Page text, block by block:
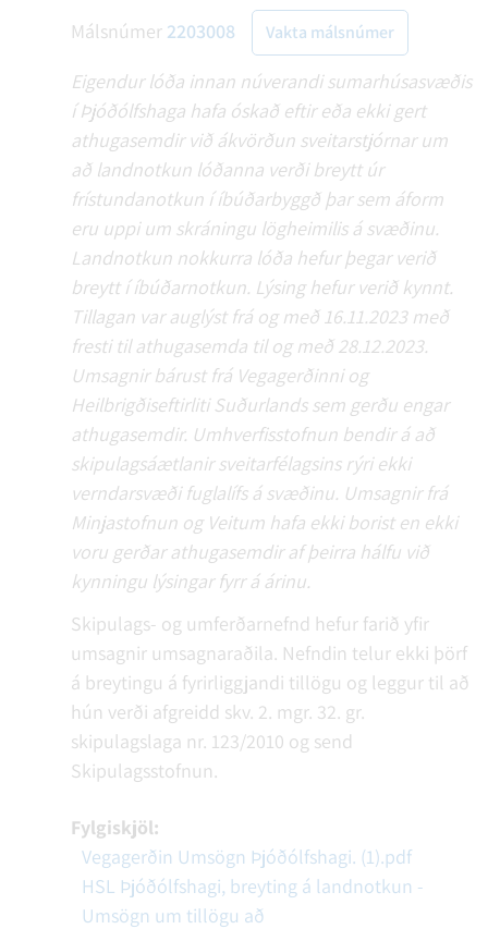
Málsnúmer 2203008 Vakta málsnúmer
Eigendur lóða innan núverandi sumarhúsasvæðis
í Þjóðólfshaga hafa óskað eftir eða ekki gert
athugasemdir við ákvörðun sveitarstjórnar um
að landnotkun lóðanna verði breytt úr
frístundanotkun í íbúðarbyggð þar sem áform
eru uppi um skráningu lögheimilis á svæðinu.
Landnotkun nokkurra lóða hefur þegar verið
breytt í íbúðarnotkun. Lýsing hefur verið kynnt.
Tillagan var auglýst frá og með 16.11.2023 með
fresti til athugasemda til og með 28.12.2023.
Umsagnir bárust frá Vegagerðinni og
Heilbrigðiseftirliti Suðurlands sem gerðu engar
athugasemdir. Umhverfisstofnun bendir á að
skipulagsáætlanir sveitarfélagsins rýri ekki
verndarsvæði fuglalífs á svæðinu. Umsagnir frá
Minjastofnun og Veitum hafa ekki borist en ekki
voru gerðar athugasemdir af þeirra hálfu við
kynningu lýsingar fyrr á árinu.
Skipulags- og umferðarnefnd hefur farið yfir
umsagnir umsagnaraðila. Nefndin telur ekki þörf
á breytingu á fyrirliggjandi tillögu og leggur til að
hún verði afgreidd skv. 2. mgr. 32. gr.
skipulagslaga nr. 123/2010 og send
Skipulagsstofnun.
Fylgiskjöl:
Vegagerðin Umsögn Þjóðólfshagi. (1).pdf
HSL Þjóðólfshagi, breyting á landnotkun -
Umsögn um tillögu að